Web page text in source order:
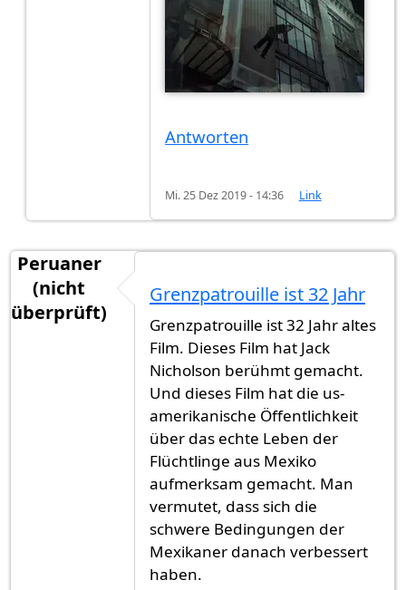
Antworten
Mi. 25 Dez 2019 - 14:36 Link
Peruaner
(nicht
überprüft)
Grenzpatrouille ist 32 Jahr
Grenzpatrouille ist 32 Jahr altes
Film. Dieses Film hat Jack
Nicholson berühmt gemacht.
Und dieses Film hat die us-
amerikanische Öffentlichkeit
über das echte Leben der
Flüchtlinge aus Mexiko
aufmerksam gemacht. Man
vermutet, dass sich die
schwere Bedingungen der
Mexikaner danach verbessert
haben.